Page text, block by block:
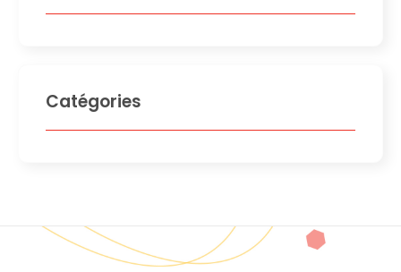
Catégories